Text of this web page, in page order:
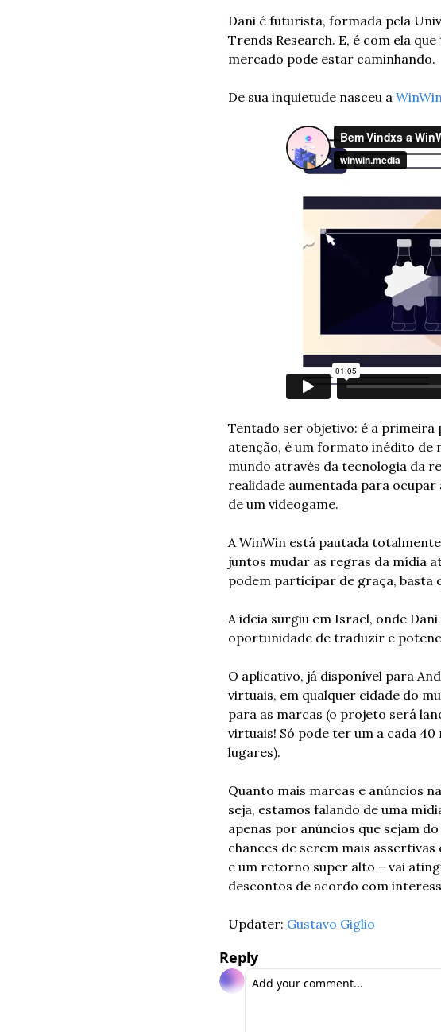
Dani é futurista, formada pela
Trends Research. E, é com ela
mercado pode estar caminhando.
De sua inquietude nasceu a WinWin
Tentado ser objetivo: é a primeira
atenção, é um formato inédito de
mundo através da tecnologia da
realidade aumentada para
de um videogame.
A WinWin está pautada
juntos mudar as regras da mídia
podem participar de graça, basta
A ideia surgiu em Israel, onde
oportunidade de traduzir e
O aplicativo, já disponível para
virtuais, em qualquer cidade do
para as marcas (o projeto será
virtuais! Só pode ter um a cada
lugares).
Quanto mais marcas e anúncios
seja, estamos falando de uma
apenas por anúncios que sejam
chances de serem mais
e um retorno super alto – vai
descontos de acordo com
Updater: Gustavo Giglio
Reply